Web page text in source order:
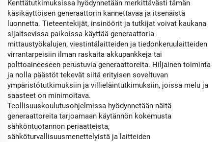
Kenttätutkimuksissa hyödynnetään merkittävästi tämän
käsikäyttöisen generaattorin kannettavaa ja itsenäistä
luonnetta. Tieteentekijät, insinöörit ja tutkijat voivat kaukana
sijaitsevissa paikoissa käyttää generaattoria
mittaustyökalujen, viestintälaitteiden ja tiedonkeruulaitteiden
virrantarpeisiin ilman raskaita akkupankkeja tai
polttoaineeseen perustuvia generaattoreita. Hiljainen toiminta
ja nolla päästöt tekevät siitä erityisen soveltuvan
ympäristötutkimuksiin ja villieläintutkimuksiin, joissa melu ja
saasteet on minimoitava.
Teollisuuskoulutusohjelmissa hyödynnetään näitä
generaattoreita tarjoamaan käytännön kokemusta
sähköntuotannon periaatteista,
sähköturvallisuusmenettelyistä ja laitteiden